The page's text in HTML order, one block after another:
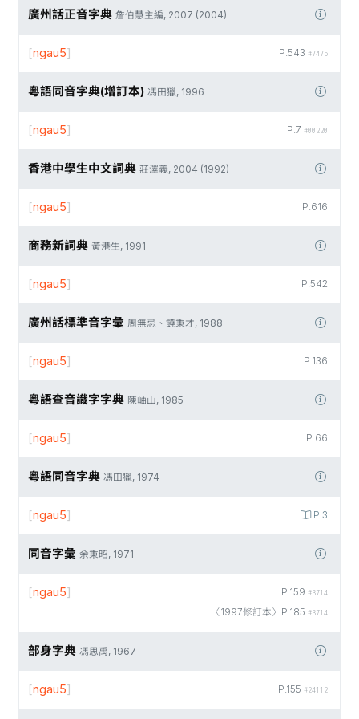
廣州話正音字典 詹伯慧主編, 2007 (2004)
P.543 #7475
[ngau5]
粵語同音字典(增訂本) 馮田獵, 1996
P.7 #00220
[ngau5]
香港中學生中文詞典 莊澤義, 2004 (1992)
P.616
[ngau5]
商務新詞典 黃港生, 1991
P.542
[ngau5]
廣州話標準音字彙 周無忌、饒秉才, 1988
P.136
[ngau5]
粵語查音識字字典 陳岫山, 1985
P.66
[ngau5]
粵語同音字典 馮田獵, 1974
P.3
[ngau5]
同音字彙 余秉昭, 1971
P.159 #3714
〈1997修訂本〉P.185 #3714
[ngau5]
部身字典 馮思禹, 1967
P.155 #24112
[ngau5]